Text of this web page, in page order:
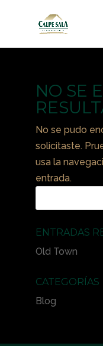
NO SE
No se pudo
solicitaste.
usa la
entrada.
ENTRADAS
Old Town
CATEGORÍAS
Blog